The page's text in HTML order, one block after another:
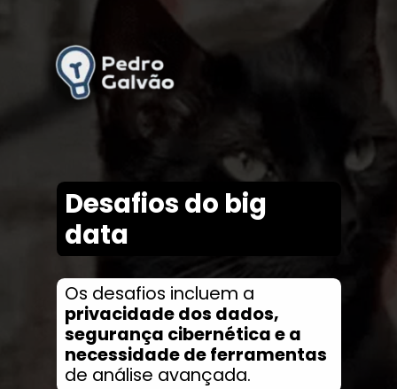
Os desafios incluem a
privacidade dos dados,
segurança cibernética e a
necessidade de ferramentas
de análise avançada.
Desafios do big
data